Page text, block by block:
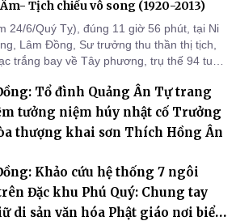
Tịch chiếu vô song (1920-2013)
24/6/Quý Tỵ), đúng 11 giờ 56 phút, tại Ni
Lâm Đồng, Sư trưởng thu thần thị tịch,
trắng bay về Tây phương, trụ thế 94 tuổi
Tổ đình Quảng Ân Tự trang
tưởng niệm húy nhật cố Trưởng
thượng khai sơn Thích Hồng Ân
Khảo cứu hệ thống 7 ngôi
Đặc khu Phú Quý: Chung tay
di sản văn hóa Phật giáo nơi biển